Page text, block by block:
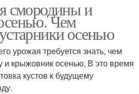
смородины и
Чем
осенью
урожая требуется знать, чем
и крыжовник осенью. В это время
кустов к будущему